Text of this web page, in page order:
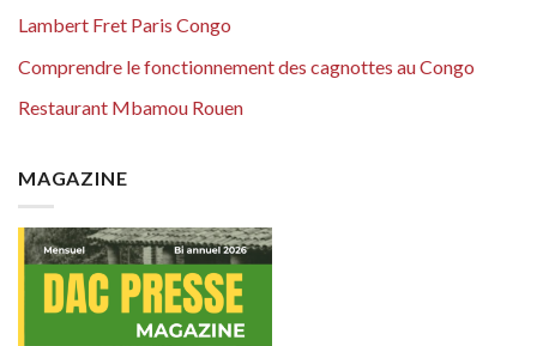
Lambert Fret Paris Congo
Comprendre le fonctionnement des cagnottes au Congo
Restaurant Mbamou Rouen
MAGAZINE